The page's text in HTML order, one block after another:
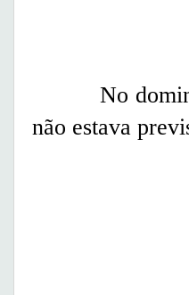
No domingo
não estava